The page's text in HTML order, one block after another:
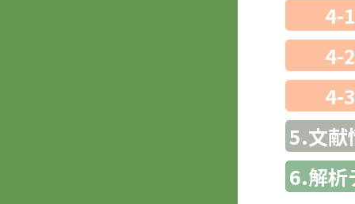
4-
4-
4-
5.文献
6.解析